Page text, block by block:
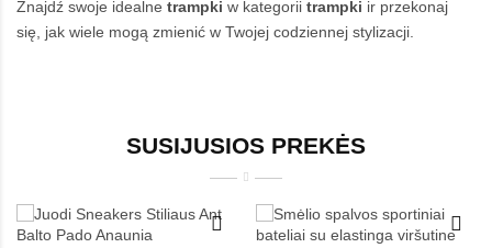
Znajdź swoje idealne trampki w kategorii trampki ir przekonaj
się, jak wiele mogą zmienić w Twojej codziennej stylizacji.
SUSIJUSIOS PREKĖS